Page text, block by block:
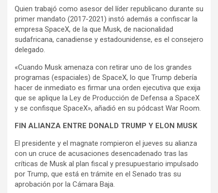
Quien trabajó como asesor del líder republicano durante su
primer mandato (2017-2021) instó además a confiscar la
empresa SpaceX, de la que Musk, de nacionalidad
sudafricana, canadiense y estadounidense, es el consejero
delegado.
«Cuando Musk amenaza con retirar uno de los grandes
programas (espaciales) de SpaceX, lo que Trump debería
hacer de inmediato es firmar una orden ejecutiva que exija
que se aplique la Ley de Producción de Defensa a SpaceX
y se confisque SpaceX», añadió en su pódcast War Room.
FIN ALIANZA ENTRE DONALD TRUMP Y ELON MUSK
El presidente y el magnate rompieron el jueves su alianza
con un cruce de acusaciones desencadenado tras las
críticas de Musk al plan fiscal y presupuestario impulsado
por Trump, que está en trámite en el Senado tras su
aprobación por la Cámara Baja.